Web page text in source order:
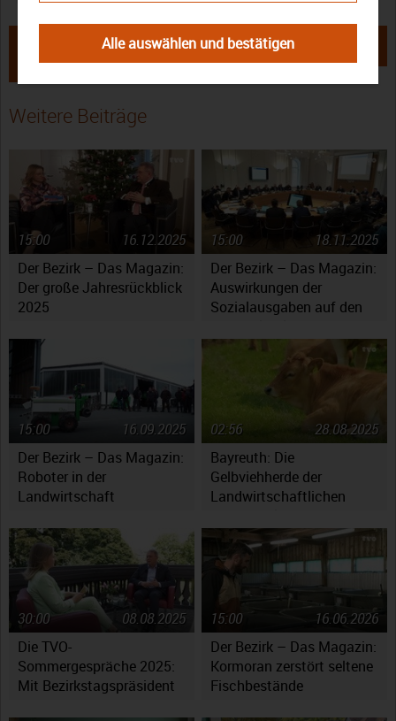
← Die 69. Kulmbacher Bierwoche:
Heiligenstadt: Abschiedstreffen der
CSU-Bezirkstagsfraktion →
Weitere Beiträge
Der Bezirk – Das Magazin:
Der große Jahresrückblick
2025
16.12.2025
15:00
Der Bezirk – Das Magazin:
Auswirkungen der
Sozialausgaben auf den
18.11.2025
15:00
Der Bezirk – Das Magazin:
Roboter in der
Landwirtschaft
16.09.2025
15:00
Bayreuth: Die
Gelbviehherde der
Landwirtschaftlichen
28.08.2025
02:56
Die TVO-
Sommergespräche 2025:
Mit Bezirkstagspräsident
08.08.2025
30:00
Der Bezirk – Das Magazin:
Kormoran zerstört seltene
Fischbestände
16.06.2026
15:00
Alle auswählen und bestätigen